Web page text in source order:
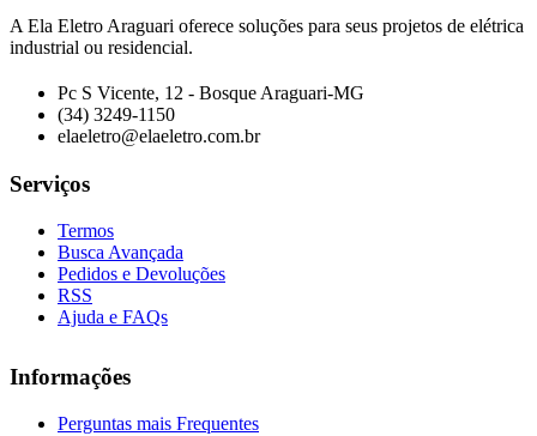
A Ela Eletro Araguari oferece soluções para seus projetos de elétrica
industrial ou residencial.
Pc S Vicente, 12 - Bosque Araguari-MG
(34) 3249-1150
elaeletro@elaeletro.com.br
Serviços
Termos
Busca Avançada
Pedidos e Devoluções
RSS
Ajuda e FAQs
Informações
Perguntas mais Frequentes